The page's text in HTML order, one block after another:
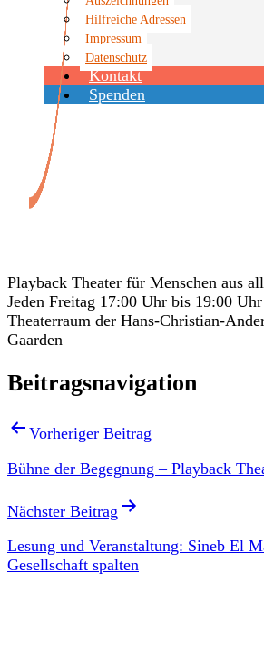
Hilfreiche Adressen
Impressum
Datenschutz
Kontakt
Spenden
Veranstaltungen
Playback Theater für Menschen aus
Jeden Freitag 17:00 Uhr bis 19:00 Uhr
Theaterraum der Hans-Christian-
Gaarden
Beitragsnavigation
Vorheriger Beitrag
Bühne der Begegnung – Playback
Nächster Beitrag
Lesung und Veranstaltung: Sineb El
Gesellschaft spalten